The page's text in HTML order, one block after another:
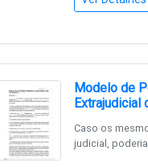
Modelo de
Extrajudicial
Caso os
judicial,